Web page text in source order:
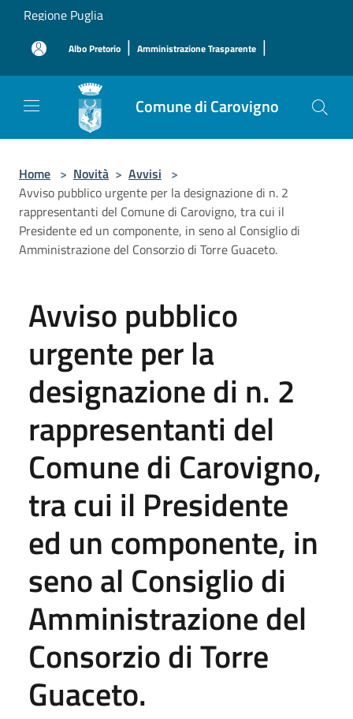
Salta al contenuto principale
Regione Puglia
Albo Pretorio | Amministrazione Trasparente |
Comune di Carovigno
Home > Novità > Avvisi >
Avviso pubblico urgente per la designazione di n. 2
rappresentanti del Comune di Carovigno, tra cui il
Presidente ed un componente, in seno al Consiglio di
Amministrazione del Consorzio di Torre Guaceto.
Avviso pubblico
urgente per la
designazione di n. 2
rappresentanti del
Comune di Carovigno,
tra cui il Presidente
ed un componente, in
seno al Consiglio di
Amministrazione del
Consorzio di Torre
Guaceto.